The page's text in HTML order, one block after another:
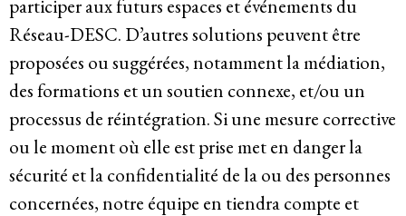
participer aux futurs espaces et événements du
Réseau-DESC. D’autres solutions peuvent être
proposées ou suggérées, notamment la médiation,
des formations et un soutien connexe, et/ou un
processus de réintégration. Si une mesure corrective
ou le moment où elle est prise met en danger la
sécurité et la confidentialité de la ou des personnes
concernées, notre équipe en tiendra compte et